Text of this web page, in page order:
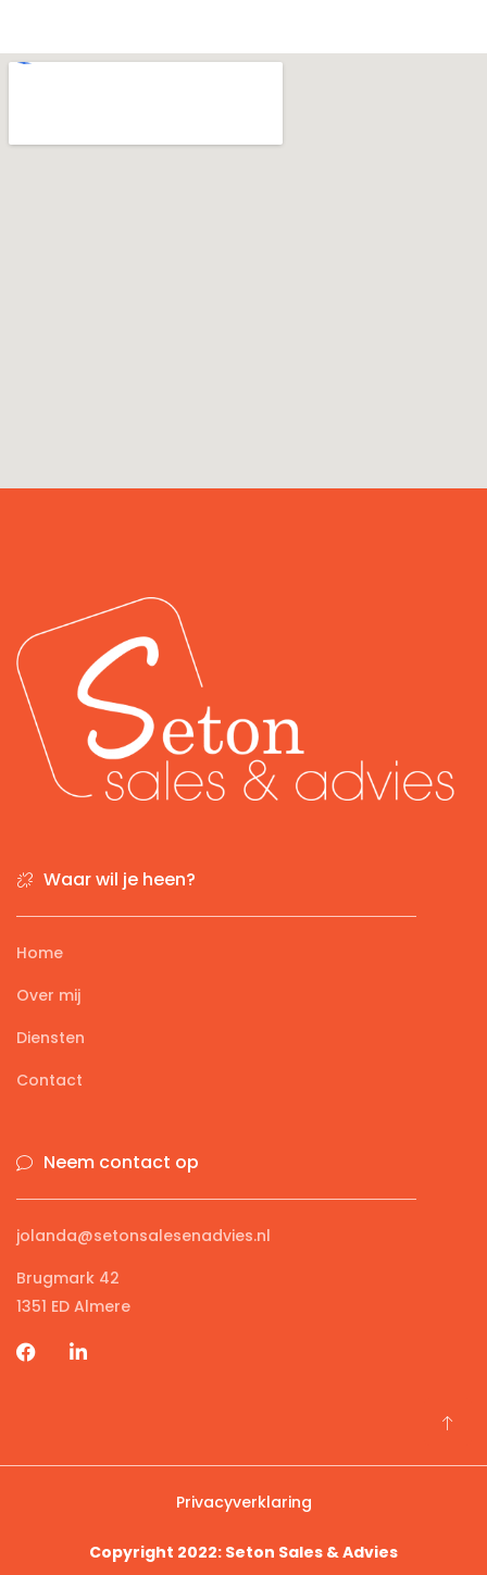
Waar wil je heen?
Home
Over mij
Diensten
Contact
Neem contact op
jolanda@setonsalesenadvies.nl
Brugmark 42
1351 ED Almere
Privacyverklaring
Copyright 2022: Seton Sales & Advies